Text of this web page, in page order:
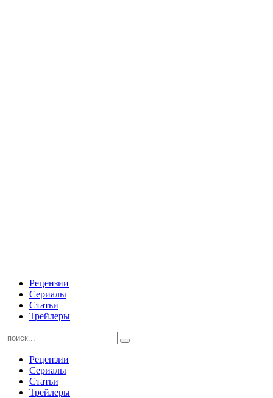
Рецензии
Сериалы
Статьи
Трейлеры
Найти:
Рецензии
Сериалы
Статьи
Трейлеры